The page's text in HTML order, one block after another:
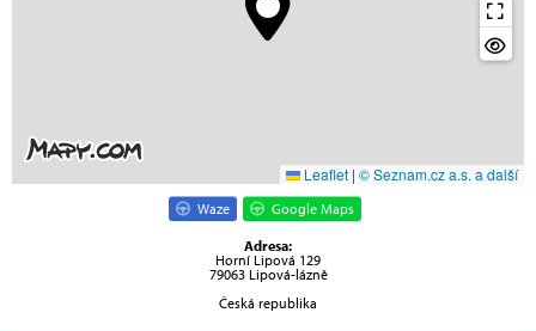
Leaflet | © Seznam.cz a.s. a další
Waze Google Maps
Adresa:
Horní Lipová 129
79063 Lipová-lázně
Česká republika